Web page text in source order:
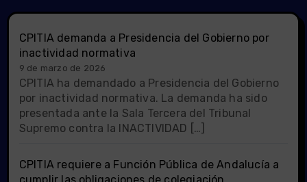
CPITIA demanda a Presidencia del Gobierno por
inactividad normativa
9 de marzo de 2026
CPITIA ha demandado a Presidencia del Gobierno
por inactividad normativa. La demanda ha sido
presentada ante la Sala Tercera del Tribunal
Supremo contra la INACTIVIDAD […]
CPITIA requiere a Función Pública de Andalucía a